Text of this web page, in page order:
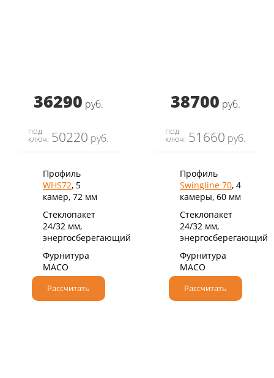
36290 руб.
под
ключ: 50220 руб.
Профиль
WHS72, 5
камер, 72 мм
Стеклопакет
24/32 мм,
энергосберегающий
Фурнитура
MACO
Рассчитать
38700 руб.
под
ключ: 51660 руб.
Профиль
Swingline 70, 4
камеры, 60 мм
Стеклопакет
24/32 мм,
энергосберегающий
Фурнитура
MACO
Рассчитать